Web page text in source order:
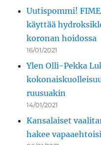
Uutispommi!
käyttää
koronan hoidossa
16/01/2021
Ylen Olli-Pekka
ruusuakin
14/01/2021
Kansalaiset
hakee